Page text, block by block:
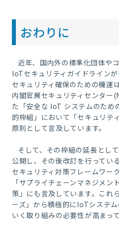
おわりに
近年、国内外の標準化団体や
IoTセキュリティガイドライン
セキュリティ確保のための機運
内閣官房セキュリティセンター
た「安全な IoT システムのため
的枠組」において「セキュリテ
原則として言及しています。
そして、その枠組の延長とし
公開し、その後改訂を行ってい
セキュリティ対策フレームワー
「サプライチェーンマネジメン
策」にも言及しています。これ
ーズ」から積極的にIoTシステ
いく取り組みの必要性が高まっ